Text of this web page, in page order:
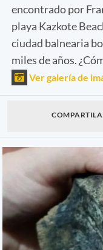
encontrado por
playa Kazkote
ciudad balnearia
miles de años.
Ver galería de
COMPARTILA